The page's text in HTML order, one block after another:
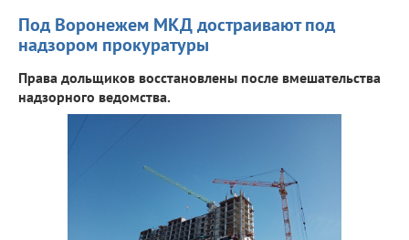
Под Воронежем МКД достраивают под
надзором прокуратуры
Права дольщиков восстановлены после вмешательства
надзорного ведомства.